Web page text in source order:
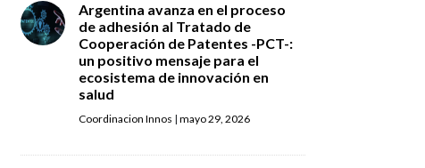
Argentina avanza en el proceso
de adhesión al Tratado de
Cooperación de Patentes -PCT-:
un positivo mensaje para el
ecosistema de innovación en
salud
Coordinacion Innos | mayo 29, 2026